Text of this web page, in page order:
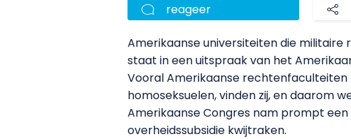
reageer
Amerikaanse universiteiten die militaire
staat in een uitspraak van het
Vooral Amerikaanse rechtenfaculteiten
homoseksuelen, vinden zij, en daarom
Amerikaanse Congres nam prompt
overheidssubsidie kwijtraken.